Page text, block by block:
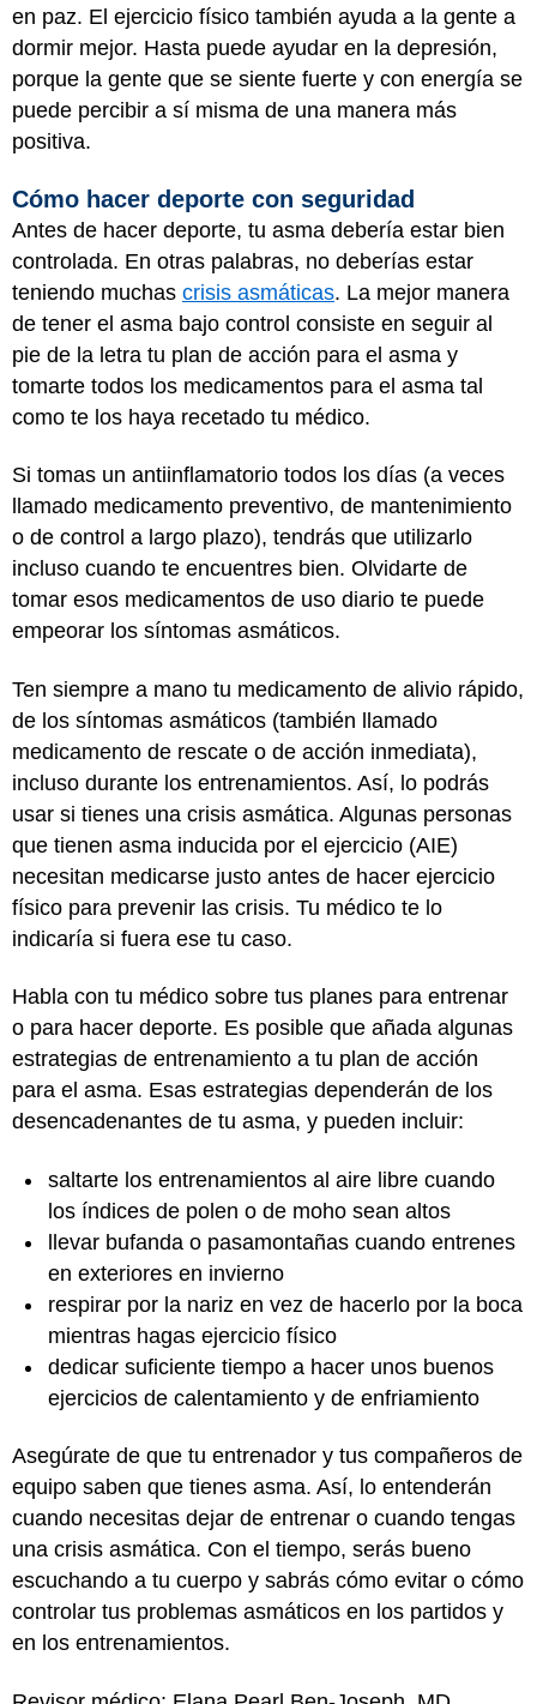
en paz. El ejercicio físico también ayuda a la gente a
dormir mejor. Hasta puede ayudar en la depresión,
porque la gente que se siente fuerte y con energía se
puede percibir a sí misma de una manera más
positiva.
Cómo hacer deporte con seguridad
Antes de hacer deporte, tu asma debería estar bien
controlada. En otras palabras, no deberías estar
teniendo muchas crisis asmáticas. La mejor manera
de tener el asma bajo control consiste en seguir al
pie de la letra tu plan de acción para el asma y
tomarte todos los medicamentos para el asma tal
como te los haya recetado tu médico.
Si tomas un antiinflamatorio todos los días (a veces
llamado medicamento preventivo, de mantenimiento
o de control a largo plazo), tendrás que utilizarlo
incluso cuando te encuentres bien. Olvidarte de
tomar esos medicamentos de uso diario te puede
empeorar los síntomas asmáticos.
Ten siempre a mano tu medicamento de alivio rápido,
de los síntomas asmáticos (también llamado
medicamento de rescate o de acción inmediata),
incluso durante los entrenamientos. Así, lo podrás
usar si tienes una crisis asmática. Algunas personas
que tienen asma inducida por el ejercicio (AIE)
necesitan medicarse justo antes de hacer ejercicio
físico para prevenir las crisis. Tu médico te lo
indicaría si fuera ese tu caso.
Habla con tu médico sobre tus planes para entrenar
o para hacer deporte. Es posible que añada algunas
estrategias de entrenamiento a tu plan de acción
para el asma. Esas estrategias dependerán de los
desencadenantes de tu asma, y pueden incluir:
saltarte los entrenamientos al aire libre cuando
los índices de polen o de moho sean altos
llevar bufanda o pasamontañas cuando entrenes
en exteriores en invierno
respirar por la nariz en vez de hacerlo por la boca
mientras hagas ejercicio físico
dedicar suficiente tiempo a hacer unos buenos
ejercicios de calentamiento y de enfriamiento
Asegúrate de que tu entrenador y tus compañeros de
equipo saben que tienes asma. Así, lo entenderán
cuando necesitas dejar de entrenar o cuando tengas
una crisis asmática. Con el tiempo, serás bueno
escuchando a tu cuerpo y sabrás cómo evitar o cómo
controlar tus problemas asmáticos en los partidos y
en los entrenamientos.